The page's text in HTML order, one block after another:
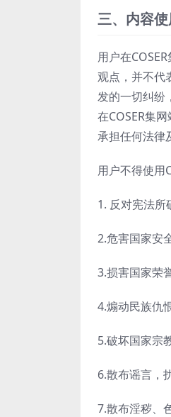
三、内容
用户在
观点，并不代
发的一切纠纷
在COSER集
承担任何法律
用户不得使用
1. 反对宪法所
2.危害国家安
3.损害国家荣
4.煽动民族仇
5.破坏国家宗
6.散布谣言，
7.散布淫秽、